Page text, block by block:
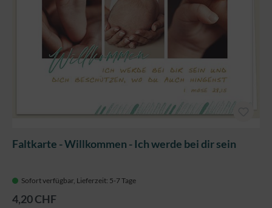
Faltkarte - Willkommen - Ich werde bei dir sein
Sofort verfügbar, Lieferzeit: 5-7 Tage
4,20 CHF